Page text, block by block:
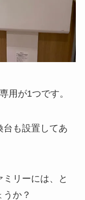
用が1つです。
台も設置してあ
リーには、と
か？